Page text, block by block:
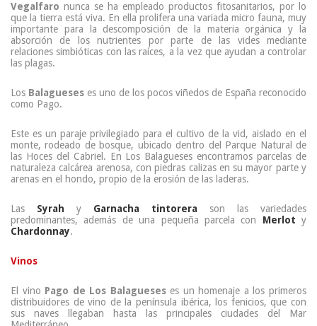
Vegalfaro nunca se ha empleado productos fitosanitarios, por lo
que la tierra está viva. En ella prolifera una variada micro fauna, muy
importante para la descomposición de la materia orgánica y la
absorción de los nutrientes por parte de las vides mediante
relaciones simbióticas con las raíces, a la vez que ayudan a controlar
las plagas.
Los Balagueses es uno de los pocos viñedos de España reconocido
como Pago.
Este es un paraje privilegiado para el cultivo de la vid, aislado en el
monte, rodeado de bosque, ubicado dentro del Parque Natural de
las Hoces del Cabriel. En Los Balagueses encontramos parcelas de
naturaleza calcárea arenosa, con piedras calizas en su mayor parte y
arenas en el hondo, propio de la erosión de las laderas.
Las Syrah y Garnacha tintorera son las variedades
predominantes, además de una pequeña parcela con Merlot y
Chardonnay.
Vinos
El vino Pago de Los Balagueseses un homenaje a los primeros
distribuidores de vino de la península ibérica, los fenicios, que con
sus naves llegaban hasta las principales ciudades del Mar